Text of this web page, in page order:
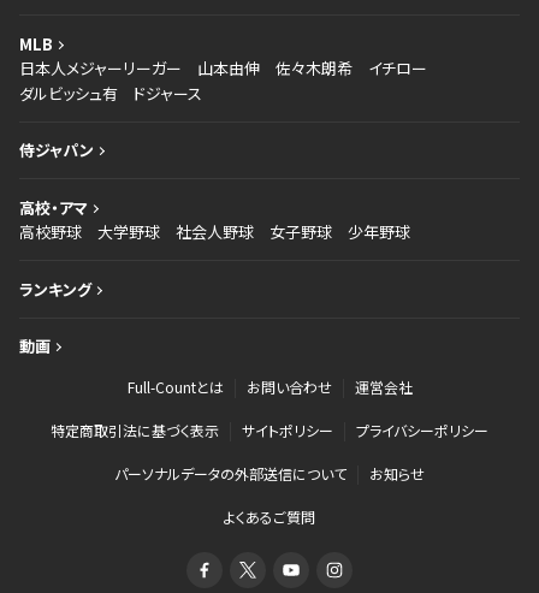
MLB
日本人メジャーリーガー
山本由伸 佐々木朗希
イチロー
ダルビッシュ有
ドジャース
侍ジャパン
高校・アマ
高校野球
大学野球 社会人野球 女子野球 少年野球
ランキング
動画
Full-Countとは お問い合わせ 運営会社
特定商取引法に基づく表示 サイトポリシー プライバシーポリシー
パーソナルデータの外部送信について お知らせ
よくあるご質問